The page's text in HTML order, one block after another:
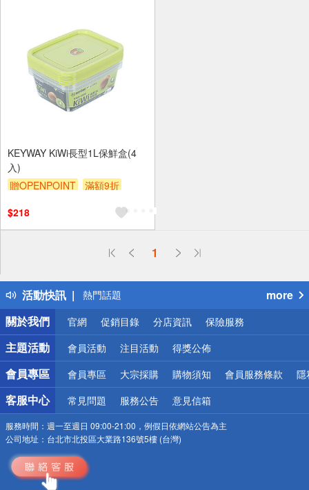
KEYWAY KiWi長型1L保鮮盒(4
入)
贈OPENPOINT
滿額9折
$218
1
活動快訊
偏遠地區配送
得獎公告
熱門話題
銀行優惠
偏遠地區配送
詐騙網頁！請小心！
more
關於我們
官網 促銷目錄 分店資訊 保險服務
主題活動 會員活動 注目活動 得獎公佈
會員專區 會員專區 大宗採購 購物須知 會員服務條款 隱
客服中心 常見問題 服務公告 意見信箱
服務時間： 週一至週日 09:00-21:00，例假日依網站公告為主
公司地址： 台北市北投區大業路136號5樓 (台灣)